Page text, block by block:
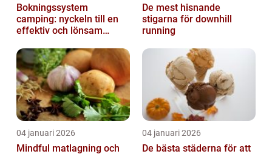
Bokningssystem
camping: nyckeln till en
effektiv och lönsam
De mest hisnande
stigarna för downhill
running
04 januari 2026
Mindful matlagning och
04 januari 2026
De bästa städerna för att